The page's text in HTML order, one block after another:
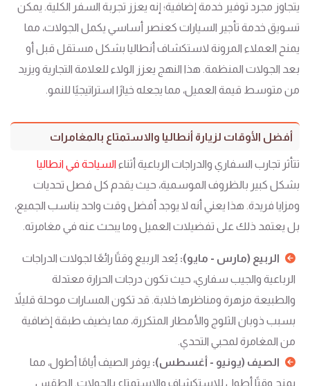
يتجاوز مجرد توفير خدمة إضافية؛ إنه يعزز تجربة السفر الكلية. يمكن
تسويق خدمة تأجير السيارات كعنصر أساسي يكمل الجولات، مما
يمنح العملاء المرونة لاستكشاف أنطاليا بشكل مستقل قبل أو
بعد الجولات المنظمة. هذا النهج يعزز الولاء للعلامة التجارية ويزيد
من متوسط قيمة العميل، مما يجعله خيارًا استراتيجيًا للنمو.
أفضل الأوقات لزيارة أنطاليا والاستمتاع بالمغامرات
تتأثر تجارب السفاري والدراجات الرباعية أثناء السياحة في انطاليا
بشكل كبير بالظروف الموسمية، حيث يقدم كل فصل تحديات
ومزايا فريدة. هذا يعني أنه لا يوجد أفضل وقت واحد يناسب الجميع،
بل يعتمد ذلك على تفضيلات العميل وما يبحث عنه في مغامرته.
الربيع (مارس - مايو): يُعد الربيع وقتًا رائعًا لجولات الدراجات
الرباعية والجيب سفاري، حيث تكون درجات الحرارة معتدلة
والطبيعة مزهرة ومناظرها خلابة. قد تكون المسارات موحلة قليلاً
بسبب ذوبان الثلوج والأمطار المتكررة، مما يضيف طبقة إضافية
من المغامرة لمحبي التحدي.
الصيف (يونيو - أغسطس): يوفر الصيف أيامًا أطول، مما
يمنح وقتًا أطول للاستكشاف والاستمتاع بالجولات. الطقس